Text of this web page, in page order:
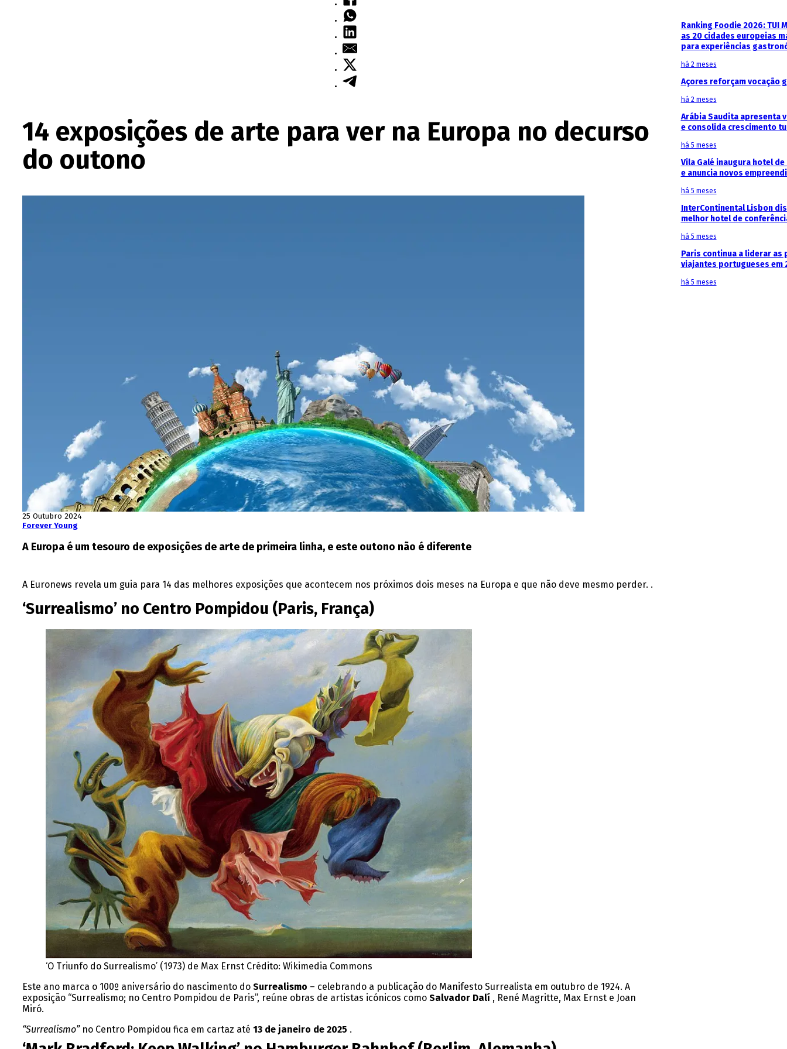
14 exposições de arte para ver na Europa no decurso
do outono
25 Outubro 2024
Forever Young
A Europa é um tesouro de exposições de arte de primeira linha, e este outono não é diferente
A Euronews revela um guia para 14 das melhores exposições que acontecem nos próximos dois meses na Europa e que não deve mesmo perder. .
‘Surrealismo’ no Centro Pompidou (Paris, França)
‘O Triunfo do Surrealismo’ (1973) de Max Ernst Crédito: Wikimedia Commons
Este ano marca o 100º aniversário do nascimento do Surrealismo – celebrando a publicação do Manifesto Surrealista em outubro de 1924. A
exposição “Surrealismo; no Centro Pompidou de Paris”, reúne obras de artistas icónicos como Salvador Dalí, René Magritte, Max Ernst e Joan
Miró.
“Surrealismo”no Centro Pompidou fica em cartaz até 13 de janeiro de 2025 .
Ranking Foodie 2026: TUI
as 20 cidades europeias
para experiências
há 2 meses
Açores reforçam vocação
há 2 meses
Arábia Saudita apresenta
e consolida crescimento
há 5 meses
Vila Galé inaugura hotel de
e anuncia novos
há 5 meses
InterContinental Lisbon
melhor hotel de
há 5 meses
Paris continua a liderar as
viajantes portugueses em
há 5 meses